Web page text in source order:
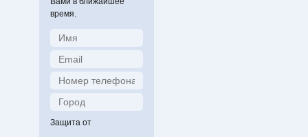
время.
Защита от